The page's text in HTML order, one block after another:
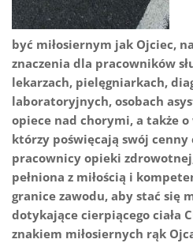
być miłosiernym jak Ojciec,
znaczenia dla pracowników
lekarzach, pielęgniarkach,
laboratoryjnych, osobach
opiece nad chorymi, a także
którzy poświęcają swój cenny
pracownicy opieki
pełniona z miłością i
granice zawodu, aby stać się
dotykające cierpiącego ciała
znakiem miłosiernych rąk